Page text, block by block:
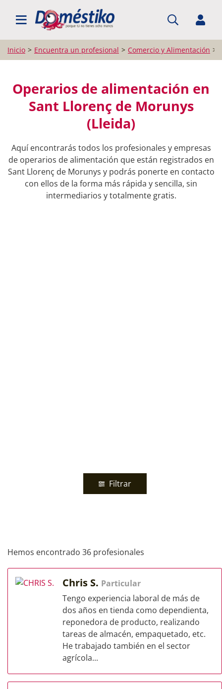
BUSCAR PROFESIONALES
Inicio Encuentra un profesional Comercio y Alimentación
Operarios de alimentación en
Sant Llorenç de Morunys
(Lleida)
Aquí encontrarás todos los profesionales y empresas
de operarios de alimentación que están registrados en
Sant Llorenç de Morunys y podrás ponerte en contacto
con ellos de la forma más rápida y sencilla, sin
intermediarios y totalmente gratis.
Filtrar
Hemos encontrado 36 profesionales
Chris S. Particular
Tengo experiencia laboral de más de
dos años en tienda como dependienta,
reponedora de producto, realizando
tareas de almacén, empaquetado, etc.
He trabajado también en el sector
agrícola...